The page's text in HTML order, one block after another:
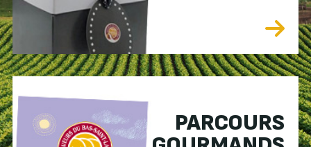
PARCOURS